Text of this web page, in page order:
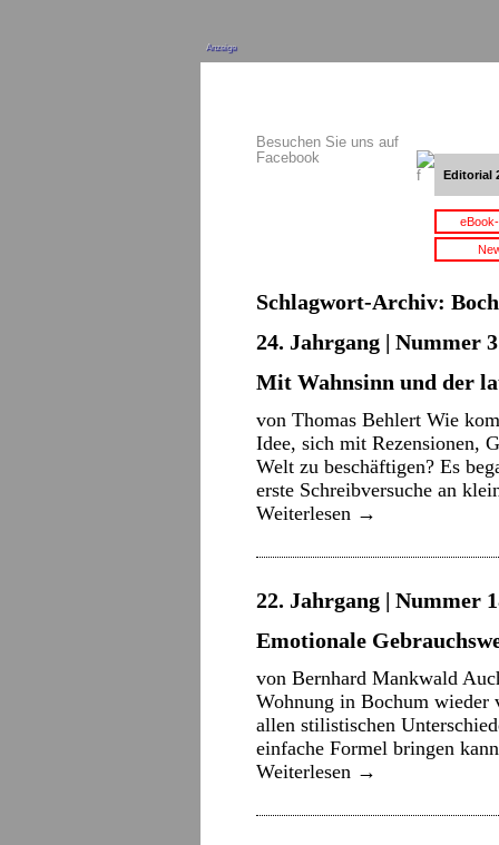
Anzeige
Besuchen Sie uns auf
Facebook
Editorial
Schlagwort-Archiv:
24. Jahrgang | Nummer
Mit Wahnsinn und der
von Thomas Behlert Wie
Idee, sich mit Rezensionen,
Welt zu beschäftigen? Es
erste Schreibversuche an
Weiterlesen →
22. Jahrgang | Nummer
Emotionale
von Bernhard Mankwald
Wohnung in Bochum wieder
allen stilistischen
einfache Formel bringen
Weiterlesen →